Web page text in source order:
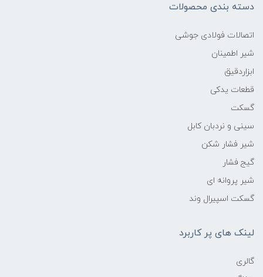
دسته بندی محصولات
اتصالات فولادی جوشی
شیر اطمینان
ابزاردقیق
قطعات یدکی
گسکت
سینی و نردبان کابل
شیر فشار شکن
گیج فشار
شیر پروانه ای
گسکت اسپیرال وند
لینک های پر کاربرد
گالری